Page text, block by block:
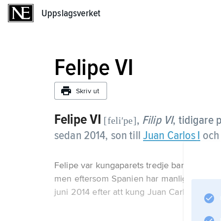
Uppslagsverket
Felipe VI
Skriv ut
FelipeVI [feliʹpe], Filip VI, tidigare
sedan 2014, son tillJuan CarlosI och
Felipe var kungaparets tredje barn efter
men eftersom Spanien har manlig
juni 2014 efter att kung Juan Carlos I hade